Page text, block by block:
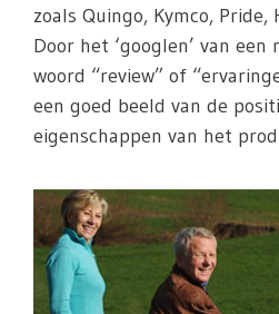
zoals Quingo, Kymco, Pride,
Door het ‘googlen’ van
woord “review” of
een goed beeld van de
eigenschappen van het